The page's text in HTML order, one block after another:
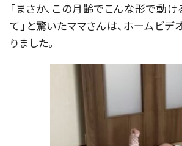
「まさか、この月齢でこんな形で動
て」と驚いたママさんは、ホームビ
りました。